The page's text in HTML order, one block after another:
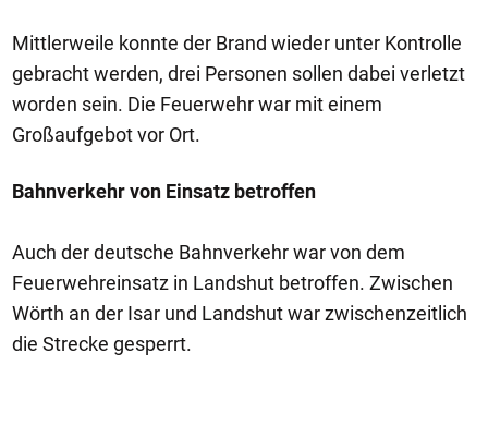
Mittlerweile konnte der Brand wieder unter Kontrolle
gebracht werden, drei Personen sollen dabei verletzt
worden sein. Die Feuerwehr war mit einem
Großaufgebot vor Ort.
Bahnverkehr von Einsatz betroffen
Auch der deutsche Bahnverkehr war von dem
Feuerwehreinsatz in Landshut betroffen. Zwischen
Wörth an der Isar und Landshut war zwischenzeitlich
die Strecke gesperrt.